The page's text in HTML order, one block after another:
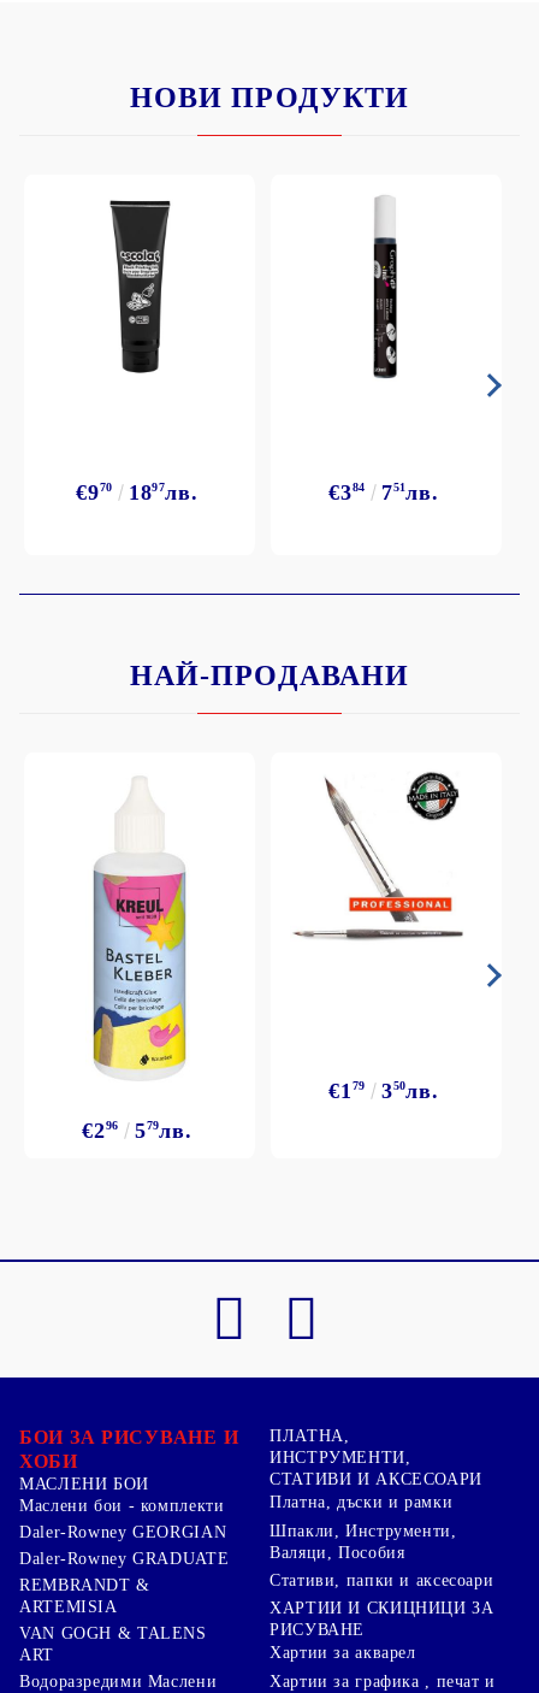
НОВИ ПРОДУКТИ
€970 1897лв. €384 751лв.
НАЙ-ПРОДАВАНИ
€296 579лв.
€1 79 350лв.
БОИ ЗА РИСУВАНЕ И
ХОБИ
МАСЛЕНИ БОИ
Маслени бои - комплекти
Daler-Rowney GEORGIAN
Daler-Rowney GRADUATE
REMBRANDT &
ARTEMISIA
VAN GOGH & TALENS
ART
Водоразредими Маслени
ПЛАТНА,
ИНСТРУМЕНТИ,
СТАТИВИ И АКСЕСОАРИ
Платна, дъски и рамки
Шпакли, Инструменти,
Валяци, Пособия
Стативи, папки и аксесоари
ХАРТИИ И СКИЦНИЦИ ЗА
РИСУВАНЕ
Хартии за акварел
Хартии за графика , печат и